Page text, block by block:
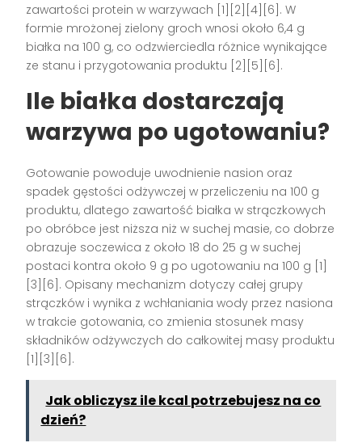
zawartości protein w warzywach [1][2][4][6]. W
formie mrożonej zielony groch wnosi około 6,4 g
białka na 100 g, co odzwierciedla różnice wynikające
ze stanu i przygotowania produktu [2][5][6].
Ile białka dostarczają
warzywa po ugotowaniu?
Gotowanie powoduje uwodnienie nasion oraz
spadek gęstości odżywczej w przeliczeniu na 100 g
produktu, dlatego zawartość białka w strączkowych
po obróbce jest niższa niż w suchej masie, co dobrze
obrazuje soczewica z około 18 do 25 g w suchej
postaci kontra około 9 g po ugotowaniu na 100 g [1]
[3][6]. Opisany mechanizm dotyczy całej grupy
strączków i wynika z wchłaniania wody przez nasiona
w trakcie gotowania, co zmienia stosunek masy
składników odżywczych do całkowitej masy produktu
[1][3][6].
Jak obliczysz ile kcal potrzebujesz na co
dzień?